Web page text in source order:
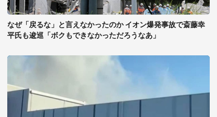
なぜ「戻るな」と言えなかったのか イオン爆発事故で斎藤幸
平氏も逡巡「ボクもできなかっただろうなあ」